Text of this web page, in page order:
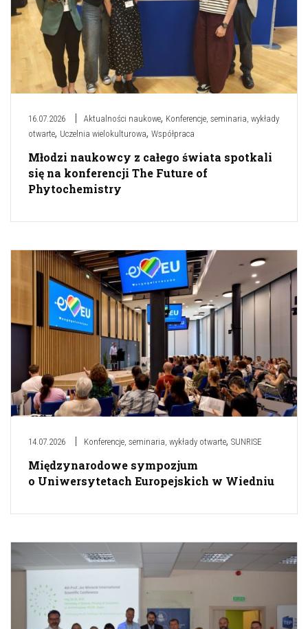
16.07.2026 Aktualności naukowe, Konferencje, seminaria, wykłady
otwarte, Uczelnia wielokulturowa, Współpraca
Młodzi naukowcy z całego świata spotkali
się na konferencji The Future of
Phytochemistry
14.07.2026 Konferencje, seminaria, wykłady otwarte, SUNRISE
Międzynarodowe sympozjum
o Uniwersytetach Europejskich w Wiedniu